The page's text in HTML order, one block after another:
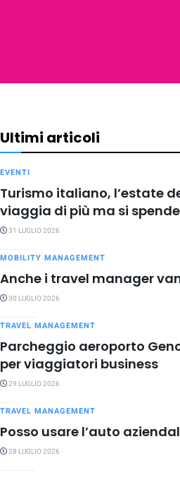
Ultimi articoli
EVENTI
Turismo italiano, l’estate
viaggia di più ma si
31 LUGLIO 2026
MOBILITY MANAGEMENT
Anche i travel manager
30 LUGLIO 2026
TRAVEL MANAGEMENT
Parcheggio aeroporto
per viaggiatori business
29 LUGLIO 2026
TRAVEL MANAGEMENT
Posso usare l’auto
28 LUGLIO 2026